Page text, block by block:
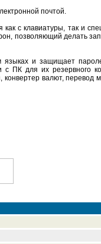
почтой.
с клавиатуры, так и
позволяющий делать
языках и защищает
ПК для их резервного
валют, перевод